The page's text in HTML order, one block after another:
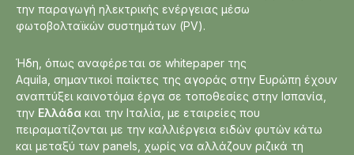
την παραγωγή ηλεκτρικής ενέργειας μέσω
φωτοβολταϊκών συστημάτων (PV).
Ήδη, όπως αναφέρεται σε whitepaper της
Aquila, σημαντικοί παίκτες της αγοράς στην Ευρώπη έχουν
αναπτύξει καινοτόμα έργα σε τοποθεσίες στην Ισπανία,
την Ελλάδα και την Ιταλία, με εταιρείες που
πειραματίζονται με την καλλιέργεια ειδών φυτών κάτω
και μεταξύ των panels, χωρίς να αλλάζουν ριζικά τη